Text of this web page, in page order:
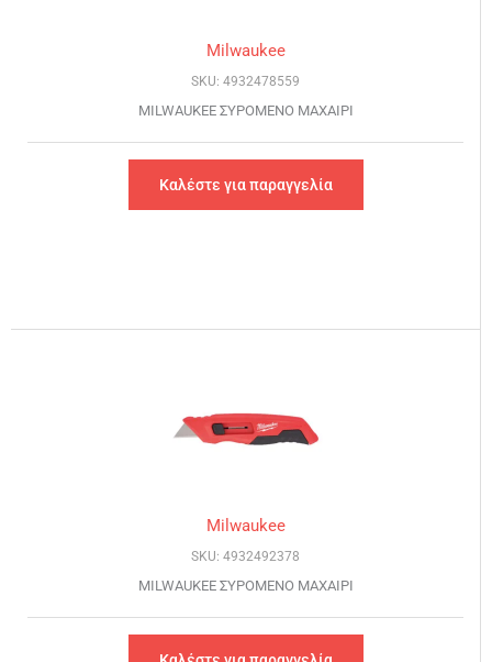
Milwaukee
SKU: 4932478559
MILWAUKEE ΣΥΡΟΜΕΝΟ ΜΑΧΑΙΡΙ
Καλέστε για παραγγελία
Milwaukee
SKU: 4932492378
MILWAUKEE ΣΥΡΟΜΕΝΟ ΜΑΧΑΙΡΙ